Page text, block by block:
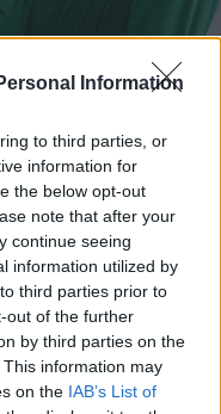
Information
to third parties, or
information for
the below opt-out
note that after your
continue seeing
information utilized by
third parties prior to
out of the further
by third parties on the
This information may
on the IAB’s List of
eleme a
Bross MILLAAS